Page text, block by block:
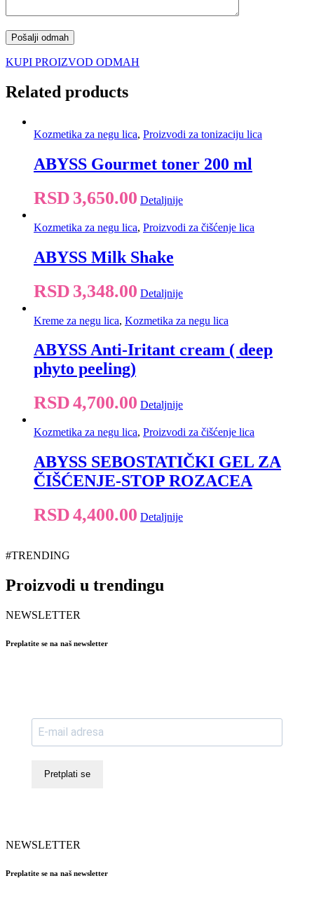
KUPI PROIZVOD ODMAH
Related products
Kozmetika za negu lica, Proizvodi za tonizaciju lica
ABYSS Gourmet toner 200 ml
RSD 3,650.00 Detaljnije
Kozmetika za negu lica, Proizvodi za čišćenje lica
ABYSS Milk Shake
RSD 3,348.00 Detaljnije
Kreme za negu lica, Kozmetika za negu lica
ABYSS Anti-Iritant cream ( deep
phyto peeling)
RSD4,700.00 Detaljnije
Kozmetika za negu lica, Proizvodi za čišćenje lica
ABYSS SEBOSTATIČKI GEL ZA
ČIŠĆENJE-STOP ROZACEA
RSD4,400.00 Detaljnije
#TRENDING
Proizvodi u trendingu
NEWSLETTER
Preplatite se na naš newsletter
Pretplati se
NEWSLETTER
Preplatite se na naš newsletter